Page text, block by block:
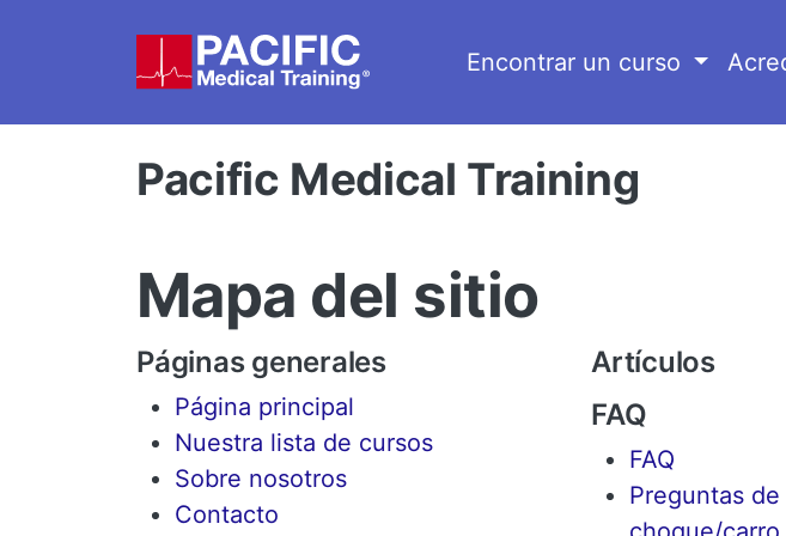
Encontrar un curso
Pacific Medical Training
Mapa del sitio
Páginas generales
Página principal
Nuestra lista de cursos
Sobre nosotros
Contacto
Artículos
FAQ
FAQ
Preguntas